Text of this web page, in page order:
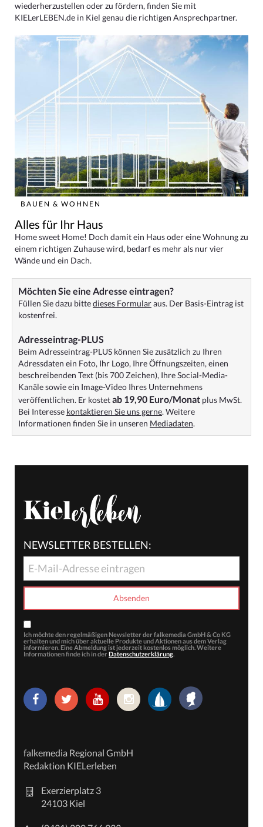
wiederherzustellen oder zu fördern, finden Sie mit
KIELerLEBEN.de in Kiel genau die richtigen Ansprechpartner.
BAUEN & WOHNEN
Alles für Ihr Haus
Home sweet Home! Doch damit ein Haus oder eine Wohnung zu
einem richtigen Zuhause wird, bedarf es mehr als nur vier
Wände und ein Dach.
Möchten Sie eine Adresse eintragen?
Füllen Sie dazu bittedieses Formularaus. Der Basis-Eintrag ist
kostenfrei.
Adresseintrag-PLUS
Beim Adresseintrag-PLUS können Sie zusätzlich zu Ihren
Adressdaten ein Foto, Ihr Logo, Ihre Öffnungszeiten, einen
beschreibenden Text (bis 700 Zeichen), Ihre Social-Media-
Kanäle sowie ein Image-Video Ihres Unternehmens
veröffentlichen. Er kostetab 19,90 Euro/Monat plus MwSt.
Bei Interesse kontaktieren Sie uns gerne. Weitere
Informationen finden Sie in unseren Mediadaten.
NEWSLETTER BESTELLEN:
Ich möchte den regelmäßigen Newsletter der falkemedia GmbH & Co KG
erhalten und mich über aktuelle Produkte und Aktionen aus dem Verlag
informieren. Eine Abmeldung ist jederzeit kostenlos möglich. Weitere
Informationen finde ich in der Datenschutzerklärung.
falkemedia Regional GmbH
Redaktion KIELerleben
Exerzierplatz 3
24103 Kiel